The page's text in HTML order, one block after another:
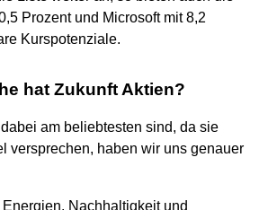
Prozent und Microsoft mit 8,2
Kurspotenziale.
hat Zukunft Aktien?
am beliebtesten sind, da sie
versprechen, haben wir uns genauer
Nachhaltigkeit und